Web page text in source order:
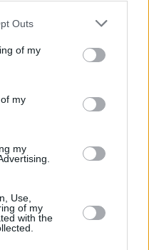
Outs
of my
my
my
Use,
of my
with the